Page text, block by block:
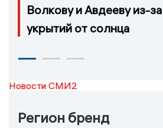
Волкову и Авдееву из-
укрытий от солнца
Новости СМИ2
Регион бренд